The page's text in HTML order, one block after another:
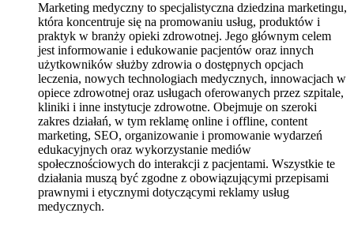
Marketing medyczny to specjalistyczna dziedzina marketingu,
która koncentruje się na promowaniu usług, produktów i
praktyk w branży opieki zdrowotnej. Jego głównym celem
jest informowanie i edukowanie pacjentów oraz innych
użytkowników służby zdrowia o dostępnych opcjach
leczenia, nowych technologiach medycznych, innowacjach w
opiece zdrowotnej oraz usługach oferowanych przez szpitale,
kliniki i inne instytucje zdrowotne. Obejmuje on szeroki
zakres działań, w tym reklamę online i offline, content
marketing, SEO, organizowanie i promowanie wydarzeń
edukacyjnych oraz wykorzystanie mediów
społecznościowych do interakcji z pacjentami. Wszystkie te
działania muszą być zgodne z obowiązującymi przepisami
prawnymi i etycznymi dotyczącymi reklamy usług
medycznych.